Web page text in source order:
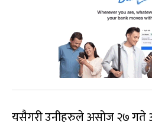
यसैगरी उनीहरुले असोज २७ गते